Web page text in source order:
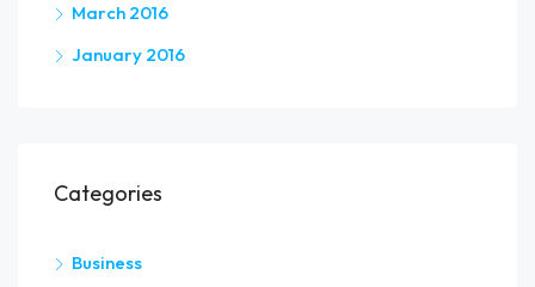
March 2016
January 2016
Categories
Business